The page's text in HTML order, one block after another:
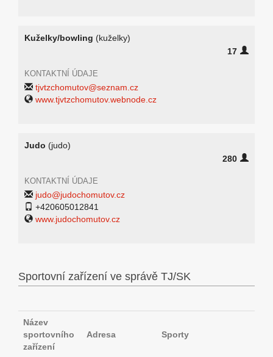
Kuželky/bowling (kuželky)
17
KONTAKTNÍ ÚDAJE
tjvtzchomutov@seznam.cz
www.tjvtzchomutov.webnode.cz
Judo (judo)
280
KONTAKTNÍ ÚDAJE
judo@judochomutov.cz
+420605012841
www.judochomutov.cz
Sportovní zařízení ve správě TJ/SK
Název
sportovního
zařízení
Adresa Sporty